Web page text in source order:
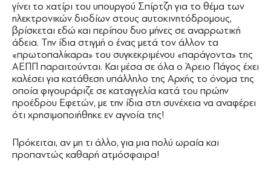
γίνει το χατίρι του υπουργού Σπίρτζη για το θέμα των
ηλεκτρονικών διοδίων στους αυτοκινητόδρομους,
βρίσκεται εδώ και περίπου δυο μήνες σε αναρρωτική
άδεια. Την ίδια στιγμή ο ένας μετά τον άλλον τα
«πρωτοπαλίκαρα» του συγκεκριμένου «παράγοντα» της
ΑΕΠΠ παραιτούνται. Και μέσα σε όλα ο Άρειο Πάγος έχει
καλέσει για κατάθεση υπάλληλο της Αρχής το όνομα της
οποία φιγουράριζε σε καταγγελία κατά του πρώην
προέδρου Εφετών, με την ίδια στη συνέχεια να αναφέρει
ότι χρησιμοποιήθηκε εν αγνοία της!
Πρόκειται, αν μη τι άλλο, για μια πολύ ωραία και
προπαντώς καθαρή ατμόσφαιρα!